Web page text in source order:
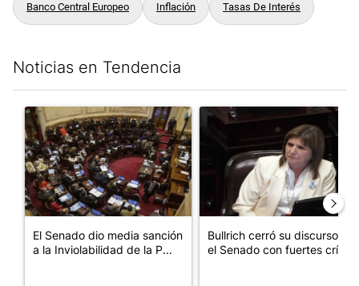
Banco Central Europeo Inflación Tasas De Interés
Noticias en Tendencia
Un artículo de tendencia con el título "El Senado dio media
El Senado dio media sanción
a la Inviolabilidad de la P...
Un artículo de tendencia
Bullrich cerró su discurso en
el Senado con fuertes crí...